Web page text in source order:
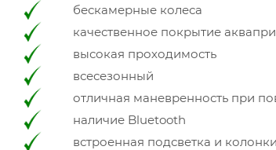
бескамерные колеса
качественное покрытие
высокая проходимость
всесезонный
отличная маневренность при
наличие Bluetooth
встроенная подсветка и колонки